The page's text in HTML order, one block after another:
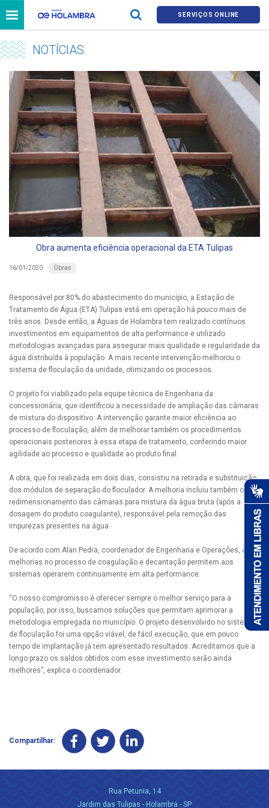
SERVIÇOS ONLINE
NOTÍCIAS
Obra aumenta eficiência operacional da ETA Tulipas
16/01/2020 Obras
Responsável por 80% do abastecimento do município, a Estação de
Tratamento de Água (ETA) Tulipas está em operação há pouco mais de
três anos. Desde então, a Águas de Holambra tem realizado contínuos
investimentos em equipamentos de alta performance e utilizado
metodologias avançadas para assegurar mais qualidade e regularidade da
água distribuída à população. A mais recente intervenção melhorou o
sistema de floculação da unidade, otimizando os processos.
O projeto foi viabilizado pela equipe técnica de Engenharia da
concessionária, que identificou a necessidade de ampliação das câmaras
de mistura do dispositivo. A intervenção garante maior eficiência ao
processo de floculação, além de melhorar também os procedimentos
operacionais posteriores à essa etapa de tratamento, conferindo maior
agilidade ao processo e qualidade ao produto final.
A obra, que foi realizada em dois dias, consistiu na retirada e substituição
dos módulos de separação do floculador. A melhoria incluiu também o
redimensionamento das câmaras para mistura da água bruta (após a
dosagem do produto coagulante), responsável pela remoção das
impurezas presentes na água.
De acordo com Alan Pedra, coordenador de Engenharia e Operações, as
melhorias no processo de coagulação e decantação permitem aos
sistemas operarem continuamente em alta performance.
“O nosso compromisso é oferecer sempre o melhor serviço para a
população, por isso, buscamos soluções que permitam aprimorar a
metodologia empregada no município. O projeto desenvolvido no sistema
de floculação foi uma opção viável, de fácil execução, que em pouco
tempo de implantação já tem apresentado resultados. Acreditamos que a
longo prazo os saldos obtidos com esse investimento serão ainda
melhores”, explica o coordenador.
Compartilhar:
Rua Petunia, 14
Jardim das Tulipas - Holambra - SP